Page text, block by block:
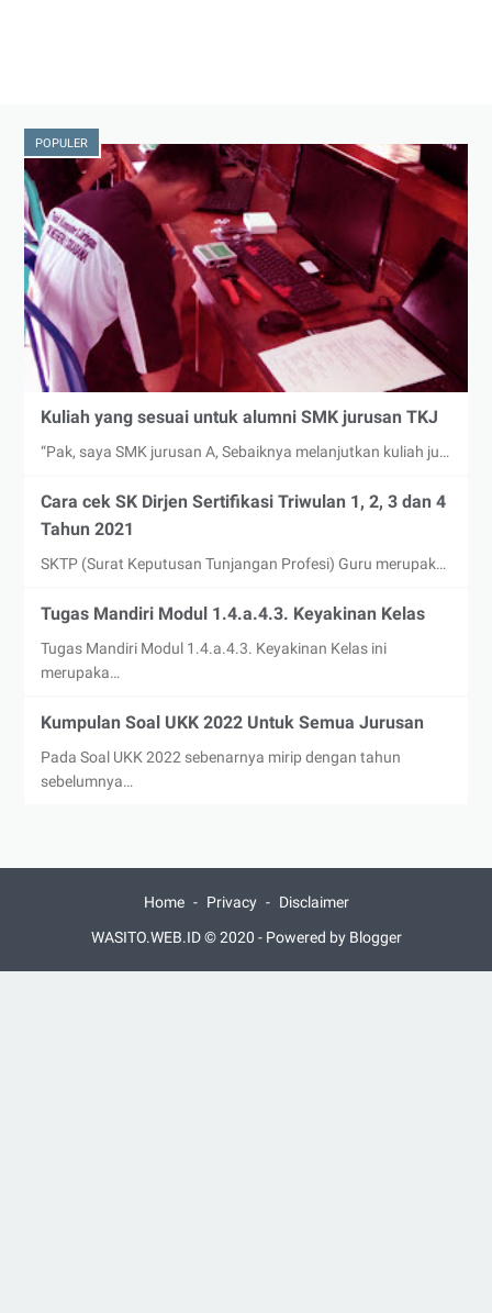
POPULER
Kuliah yang sesuai untuk alumni SMK jurusan TKJ
“Pak, saya SMK jurusan A, Sebaiknya melanjutkan kuliah ju…
Cara cek SK Dirjen Sertifikasi Triwulan 1, 2, 3 dan 4
Tahun 2021
SKTP (Surat Keputusan Tunjangan Profesi) Guru merupak…
Tugas Mandiri Modul 1.4.a.4.3. Keyakinan Kelas
Tugas Mandiri Modul 1.4.a.4.3. Keyakinan Kelas ini
merupaka…
Kumpulan Soal UKK 2022 Untuk Semua Jurusan
Pada Soal UKK 2022 sebenarnya mirip dengan tahun
sebelumnya…
Home Privacy
Disclaimer
WASITO.WEB.ID © 2020 - Powered by Blogger